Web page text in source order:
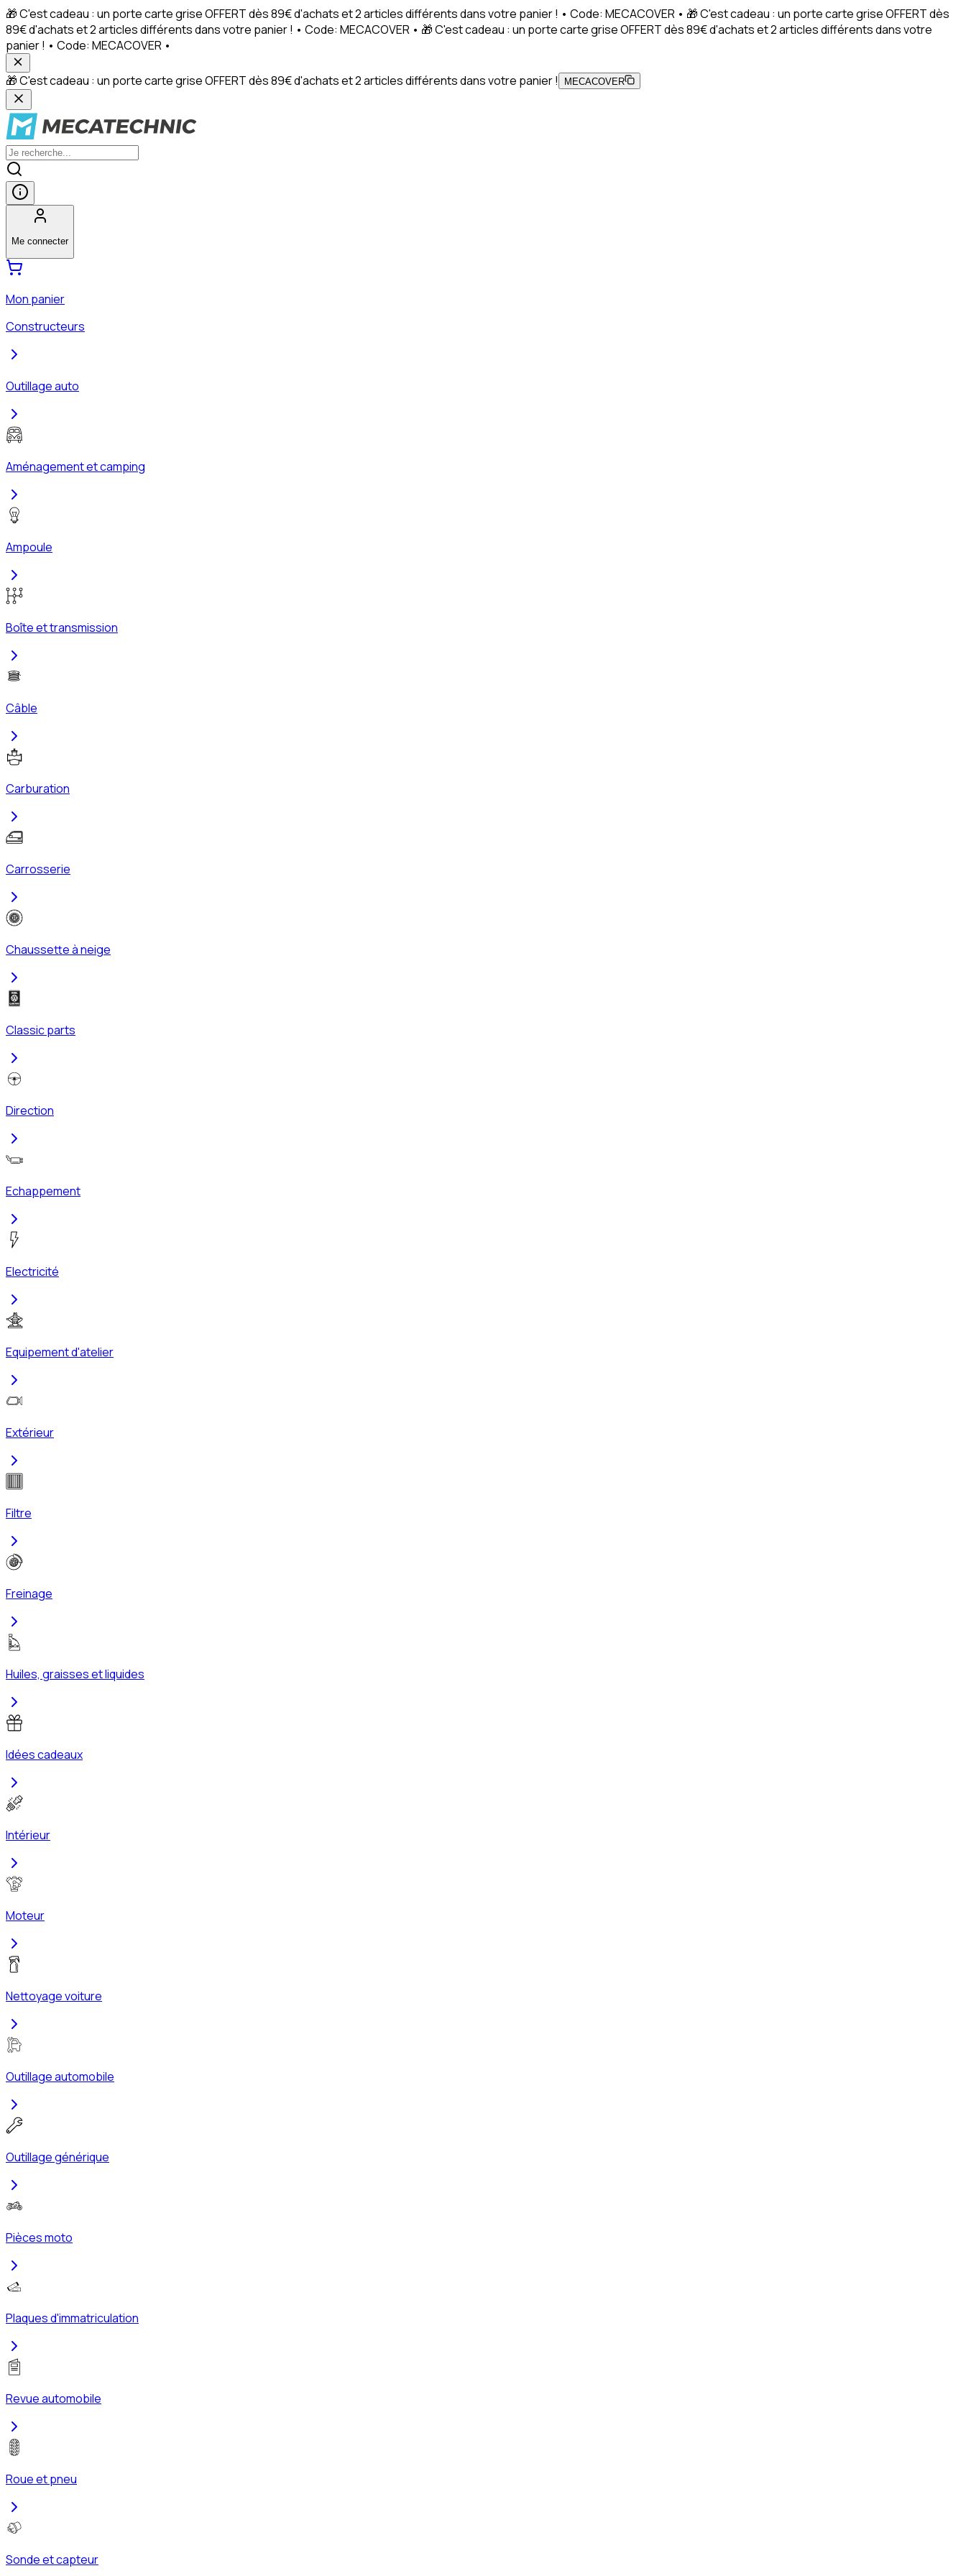
🎁 C'est cadeau : un porte carte grise OFFERT dès 89€ d'achats et 2 articles différents dans votre panier ! • Code: MECACOVER • 🎁 C'est cadeau : un porte carte grise OFFERT dès
89€ d'achats et 2 articles différents dans votre panier ! • Code: MECACOVER • 🎁 C'est cadeau : un porte carte grise OFFERT dès 89€ d'achats et 2 articles différents dans votre
panier ! • Code: MECACOVER •
🎁 C'est cadeau : un porte carte grise OFFERT dès 89€ d'achats et 2 articles différents dans votre panier ! MECACOVER
Me connecter
Mon panier
Constructeurs
Outillage auto
Aménagement et camping
Ampoule
Boîte et transmission
Câble
Carburation
Carrosserie
Chaussette à neige
Classic parts
Direction
Echappement
Electricité
Equipement d'atelier
Extérieur
Filtre
Freinage
Huiles, graisses et liquides
Idées cadeaux
Intérieur
Moteur
Nettoyage voiture
Outillage automobile
Outillage générique
Pièces moto
Plaques d'immatriculation
Revue automobile
Roue et pneu
Sonde et capteur